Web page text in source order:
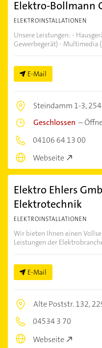
Elektro-Bollmann
ELEKTROINSTALLATIONEN
Unsere Leistungen: -
Gewerbegerät) - Multimedia
E-Mail
Steindamm 1-3,
Geschlossen –
04106 64 13 00
Webseite
Elektro Ehlers
Elektrotechnik
ELEKTROINSTALLATIONEN
Wir bieten Ihnen einen
Leistungen der
E-Mail
Alte Poststr. 132,
04534 3 70
Webseite